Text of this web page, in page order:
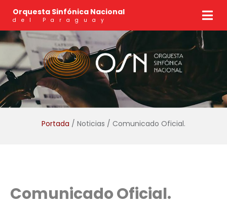
Orquesta Sinfónica Nacional
del Paraguay
Portada / Noticias / Comunicado Oficial.
Comunicado Oficial.